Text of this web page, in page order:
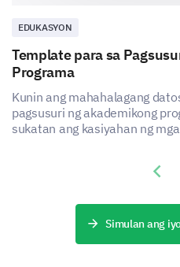
EDUKASYON
Template para sa
Programa
Kunin ang mahahalagang
pagsusuri ng akademikong
sukatan ang kasiyahan ng
Simulan ang